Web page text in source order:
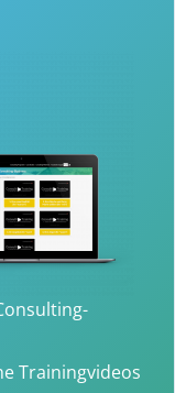
Trainingvideos